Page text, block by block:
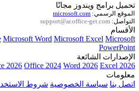
مجانًا
Microsoft Office Microsoft Word Microsoft
Office 2026 Office 2024 Word
شروط الاستخدام